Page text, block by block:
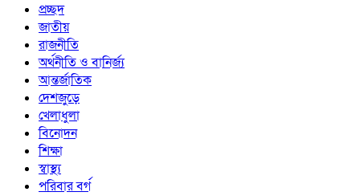
প্রচ্ছদ
জাতীয়
রাজনীতি
অর্থনীতি ও বানির্জ্য
আন্তর্জাতিক
দেশজুড়ে
খেলাধুলা
বিনোদন
শিক্ষা
স্বাস্থ্য
পরিবার বর্গ